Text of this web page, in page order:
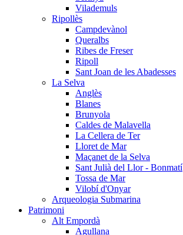
Vilademuls
Ripollès
Campdevànol
Queralbs
Ribes de Freser
Ripoll
Sant Joan de les Abadesses
La Selva
Anglès
Blanes
Brunyola
Caldes de Malavella
La Cellera de Ter
Lloret de Mar
Maçanet de la Selva
Sant Julià del Llor - Bonmatí
Tossa de Mar
Vilobí d'Onyar
Arqueologia Submarina
Patrimoni
Alt Empordà
Agullana